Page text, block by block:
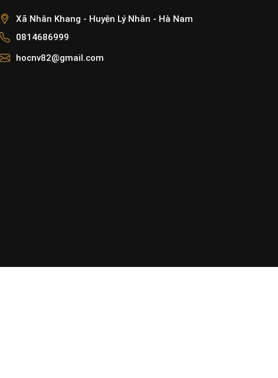
Xã Nhân Khang - Huyện Lý Nhân - Hà Nam
0814686999
hocnv82@gmail.com